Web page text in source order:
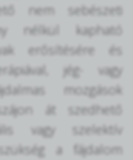
nem sebészeti
nélkül kapható
erősítésére és
jég- vagy
mozgások
át szedhető
vagy szelektív
a fájdalom